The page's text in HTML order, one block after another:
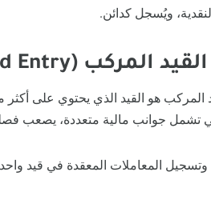
ويُسجل كدائن.
المركب هو القيد الذي يحتوي على
تشمل جوانب مالية متعددة، يصعب
المعاملات المعقدة في قيد واحد